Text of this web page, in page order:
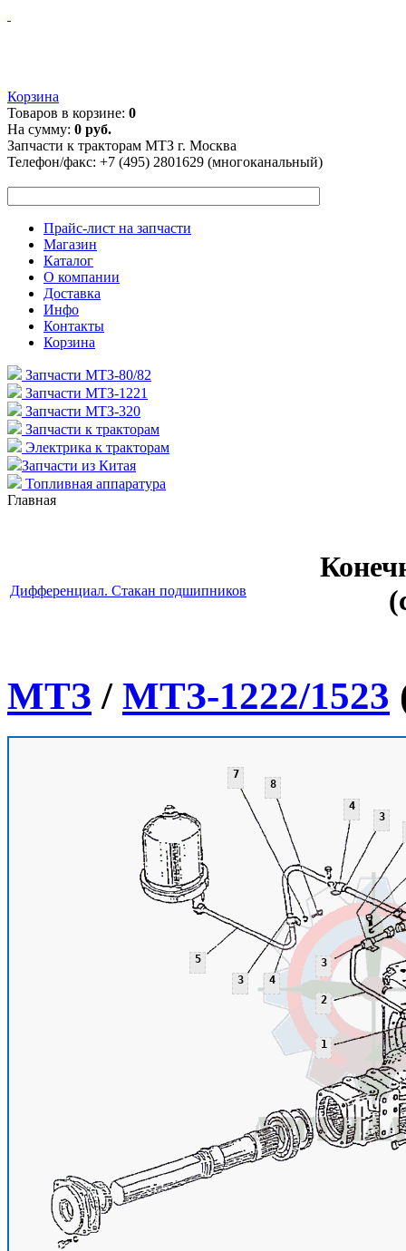
Корзина
Товаров в корзине: 0
На сумму: 0 руб.
Запчасти к тракторам МТЗ г. Москва
Телефон/факс: +7 (495) 2801629 (многоканальный)
Прайс-лист на запчасти
Магазин
Каталог
О компании
Доставка
Инфо
Контакты
Корзина
Запчасти МТЗ-80/82
Запчасти МТЗ-1221
Запчасти МТЗ-320
Запчасти к тракторам
Электрика к тракторам
Запчасти из Китая
Топливная аппаратура
Главная
Дифференциал. Стакан подшипников
МТЗ / МТЗ-1222/1523
1
2
3
3
3
4
4
5
7
8